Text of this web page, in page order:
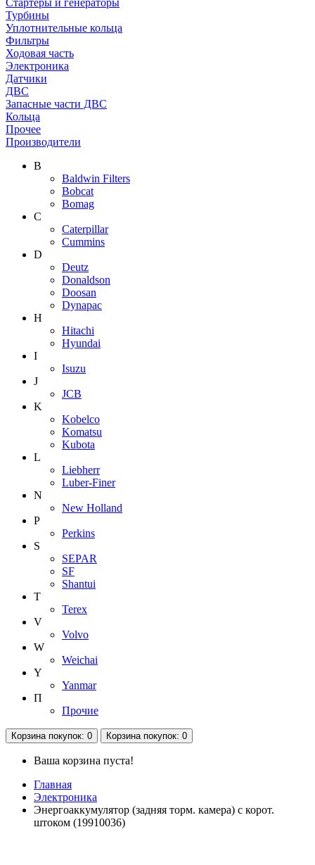
Стартеры и генераторы
Турбины
Уплотнительные кольца
Фильтры
Ходовая часть
Электроника
Датчики
ДВС
Запасные части ДВС
Кольца
Прочее
Производители
B
Baldwin Filters
Bobcat
Bomag
C
Caterpillar
Cummins
D
Deutz
Donaldson
Doosan
Dynapac
H
Hitachi
Hyundai
I
Isuzu
J
JCB
K
Kobelco
Komatsu
Kubota
L
Liebherr
Luber-Finer
N
New Holland
P
Perkins
S
SEPAR
SF
Shantui
T
Terex
V
Volvo
W
Weichai
Y
Yanmar
П
Прочие
Корзинапокупок: 0 Корзинапокупок: 0
Ваша корзина пуста!
Главная
Электроника
Энергоаккумулятор (задняя торм. камера) с корот.
штоком (19910036)